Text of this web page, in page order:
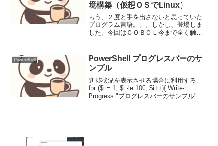
境構築（仮想ＯＳでLinux）
もう、２度と手を出さないと思っていた
プログラム言語。。。しかし、登場しま
した。今回はＣＯＢＯＬ今まで全く触っ
使ってきたし、ＣＯＢＯＬは可読性が高
いので言語なので、な...
PowerShell
PowerShell プログレスバーのサ
ンプル
進捗状況を表示させる場合に利用する。
for ($i = 1; $i -le 100; $i++){ Write-
Progress "プログレスバーのサンプル"